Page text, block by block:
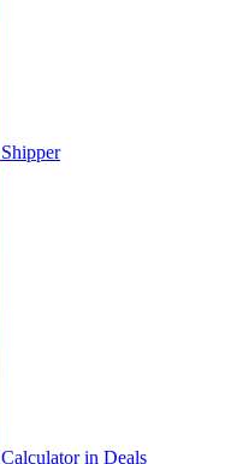
Shipper
Calculator in Deals